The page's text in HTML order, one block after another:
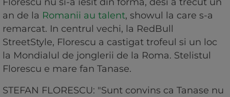
an de la Romanii au talent, showul la care s-a
remarcat. In centrul vechi, la RedBull
StreetStyle, Florescu a castigat trofeul si un loc
la Mondialul de jonglerii de la Roma. Stelistul
Florescu e mare fan Tanase.
STEFAN FLORESCU: "Sunt convins ca Tanase nu